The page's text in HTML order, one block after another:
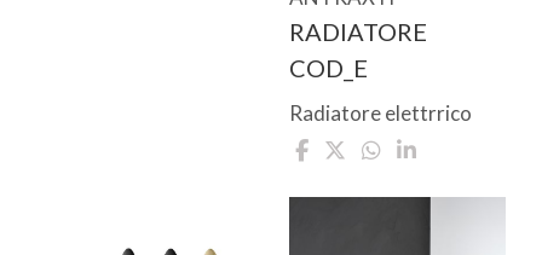
RADIATORE
COD_E
Radiatore elettrrico